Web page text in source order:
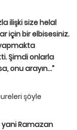
ilişki size helal
için bir elbisesiniz.
Şimdi onlarla
onu arayın…”
şöyle
yani Ramazan